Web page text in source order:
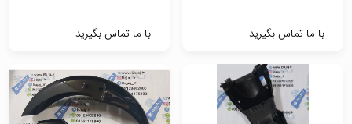
با ما تماس بگیرید با ما تماس بگیرید